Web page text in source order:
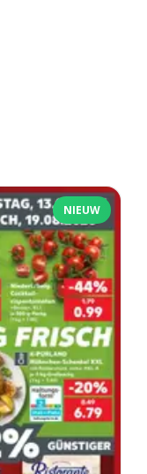
NIEUW